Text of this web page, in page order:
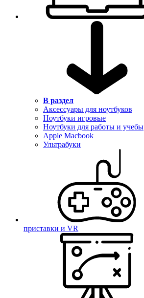
В раздел
Аксессуары для ноутбуков
Ноутбуки игровые
Ноутбуки для работы и учебы
Apple Macbook
Ультрабуки
приставки и VR